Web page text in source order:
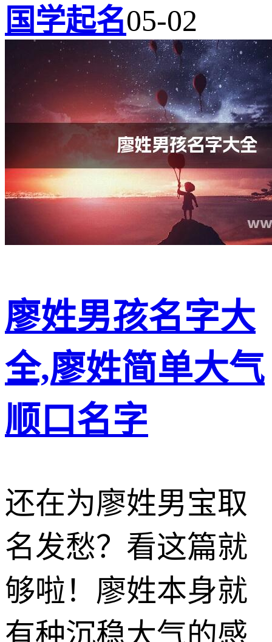
国学起名05-02
廖姓男孩名字大
全,廖姓简单大气
顺口名字
还在为廖姓男宝取
名发愁？看这篇就
够啦！廖姓本身就
有种沉稳大气的感